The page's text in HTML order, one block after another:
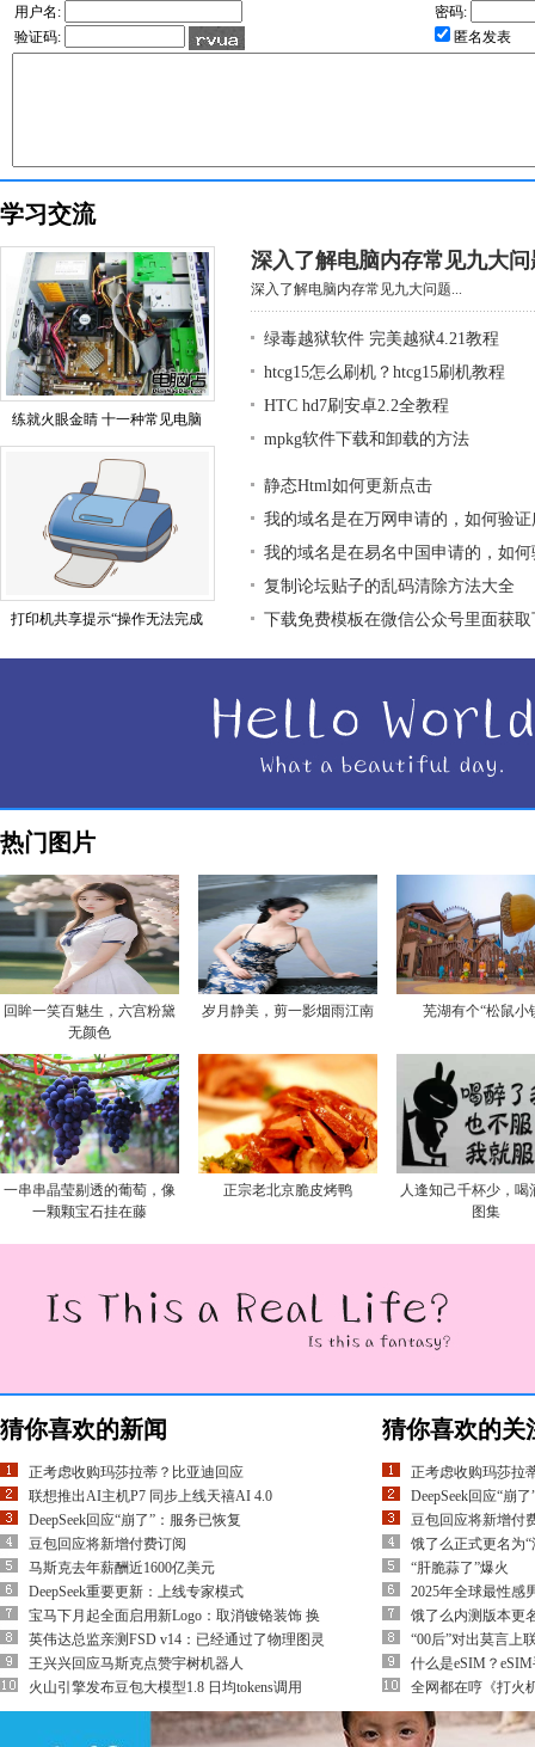
用户名:
密码:
验证码:
匿名发表
学习交流
练就火眼金睛 十一种常见电脑
打印机共享提示“操作无法完成
深入了解电脑内存常见九大问
深入了解电脑内存常见九大问题...
绿毒越狱软件 完美越狱4.21教程
htcg15怎么刷机？htcg15刷机教程
HTC hd7刷安卓2.2全教程
mpkg软件下载和卸载的方法
静态Html如何更新点击
我的域名是在万网申请的，如何验
我的域名是在易名中国申请的，如
复制论坛贴子的乱码清除方法大全
下载免费模板在微信公众号里面获
热门图片
回眸一笑百魅生，六宫粉黛
无颜色
岁月静美，剪一影烟雨江南 芜湖有个“松鼠小
一串串晶莹剔透的葡萄，像
一颗颗宝石挂在藤
正宗老北京脆皮烤鸭
人逢知己千杯少，喝
图集
猜你喜欢的新闻
正考虑收购玛莎拉蒂？比亚迪回应
联想推出AI主机P7 同步上线天禧AI 4.0
DeepSeek回应“崩了”：服务已恢复
豆包回应将新增付费订阅
马斯克去年薪酬近1600亿美元
DeepSeek重要更新：上线专家模式
宝马下月起全面启用新Logo：取消镀铬装饰 换
英伟达总监亲测FSD v14：已经通过了物理图灵
王兴兴回应马斯克点赞宇树机器人
火山引擎发布豆包大模型1.8 日均tokens调用
猜你喜欢的关
正考虑收购玛莎拉
DeepSeek回应“崩
豆包回应将新增付
饿了么正式更名为“
“肝脆蒜了”爆火
2025年全球最性感
饿了么内测版本更
“00后”对出莫言上
什么是eSIM？
全网都在哼《打火